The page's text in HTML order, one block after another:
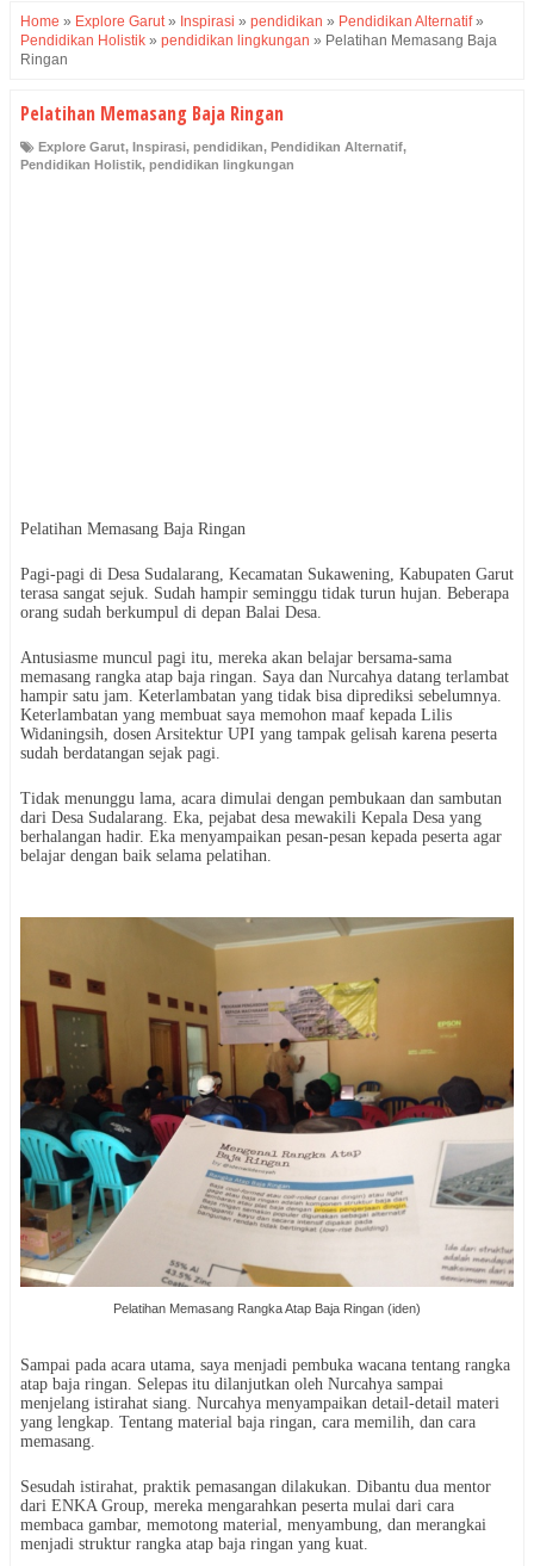
Home » Explore Garut» Inspirasi » pendidikan » Pendidikan Alternatif»
Pendidikan Holistik » pendidikan lingkungan » Pelatihan Memasang Baja
Ringan
Pelatihan Memasang Baja Ringan
Explore Garut, Inspirasi, pendidikan, Pendidikan Alternatif,
Pendidikan Holistik, pendidikan lingkungan
Pelatihan Memasang Baja Ringan
Pagi-pagi di Desa Sudalarang, Kecamatan Sukawening, Kabupaten Garut
terasa sangat sejuk. Sudah hampir seminggu tidak turun hujan. Beberapa
orang sudah berkumpul di depan Balai Desa.
Antusiasme muncul pagi itu, mereka akan belajar bersama-sama
memasang rangka atap baja ringan. Saya dan Nurcahya datang terlambat
hampir satu jam. Keterlambatan yang tidak bisa diprediksi sebelumnya.
Keterlambatan yang membuat saya memohon maaf kepada Lilis
Widaningsih, dosen Arsitektur UPI yang tampak gelisah karena peserta
sudah berdatangan sejak pagi.
Tidak menunggu lama, acara dimulai dengan pembukaan dan sambutan
dari Desa Sudalarang. Eka, pejabat desa mewakili Kepala Desa yang
berhalangan hadir. Eka menyampaikan pesan-pesan kepada peserta agar
belajar dengan baik selama pelatihan.
Pelatihan Memasang Rangka Atap Baja Ringan (iden)
Sampai pada acara utama, saya menjadi pembuka wacana tentang rangka
atap baja ringan. Selepas itu dilanjutkan oleh Nurcahya sampai
menjelang istirahat siang. Nurcahya menyampaikan detail-detail materi
yang lengkap. Tentang material baja ringan, cara memilih, dan cara
memasang.
Sesudah istirahat, praktik pemasangan dilakukan. Dibantu dua mentor
dari ENKA Group, mereka mengarahkan peserta mulai dari cara
membaca gambar, memotong material, menyambung, dan merangkai
menjadi struktur rangka atap baja ringan yang kuat.